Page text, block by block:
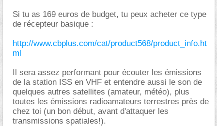
Si tu as 169 euros de budget, tu peux acheter ce type
de récepteur basique :
http://www.cbplus.com/cat/product568/product_info.ht
ml
Il sera assez performant pour écouter les émissions
de la station ISS en VHF et entendre aussi le son de
quelques autres satellites (amateur, météo), plus
toutes les émissions radioamateurs terrestres près de
chez toi (un bon début, avant d'attaquer les
transmissions spatiales!).